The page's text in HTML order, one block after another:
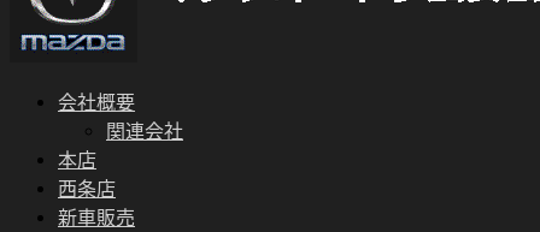
会社概要
関連会社
本店
西条店
新車販売